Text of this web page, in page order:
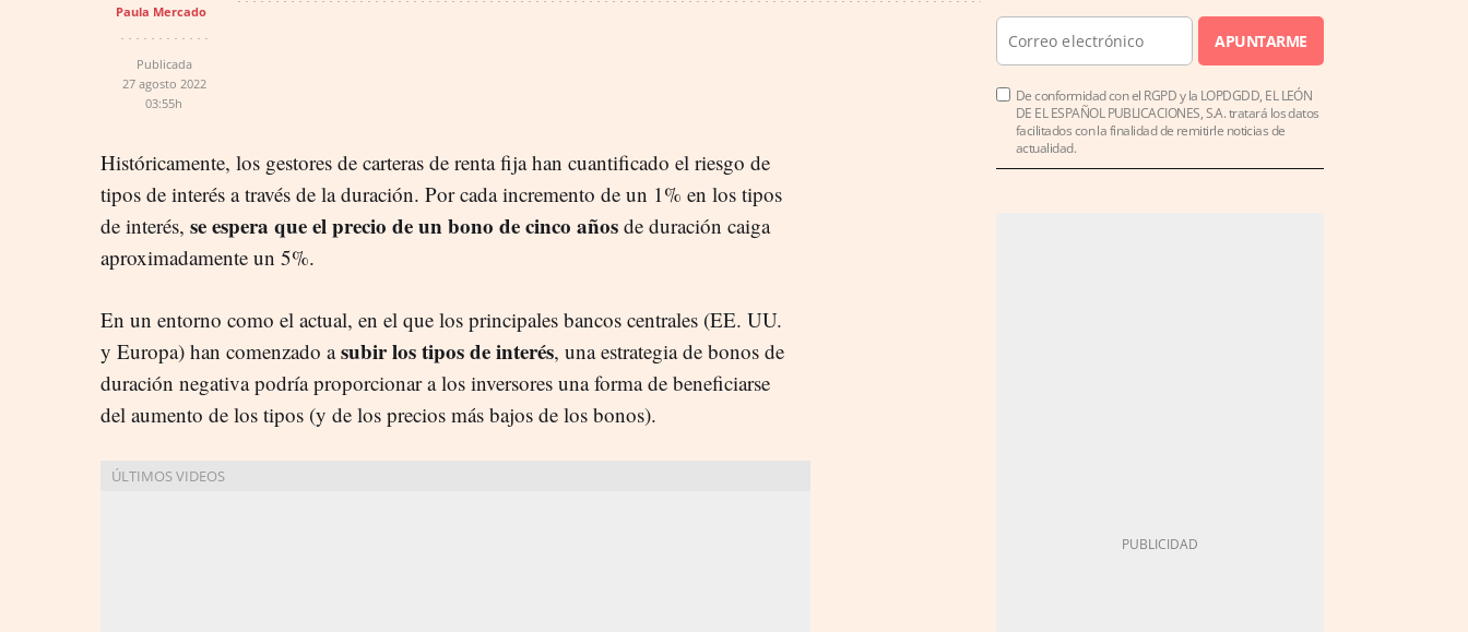
Paula Mercado
Publicada
27 agosto 2022
03:55h
Históricamente, los gestores de carteras de renta fija han cuantificado el riesgo de
tipos de interés a través de la duración. Por cada incremento de un 1% en los tipos
de interés, se espera que el precio de un bono de cinco años de duración caiga
aproximadamente un 5%.
En un entorno como el actual, en el que los principales bancos centrales (EE. UU.
y Europa) han comenzado asubir los tipos de interés, una estrategia de bonos de
duración negativa podría proporcionar a los inversores una forma de beneficiarse
del aumento de los tipos (y de los precios más bajos de los bonos).
APUNTARME
De conformidad con el RGPD y la LOPDGDD, EL LEÓN
DE EL ESPAÑOL PUBLICACIONES, S.A. tratará los datos
facilitados con la finalidad de remitirle noticias de
actualidad.